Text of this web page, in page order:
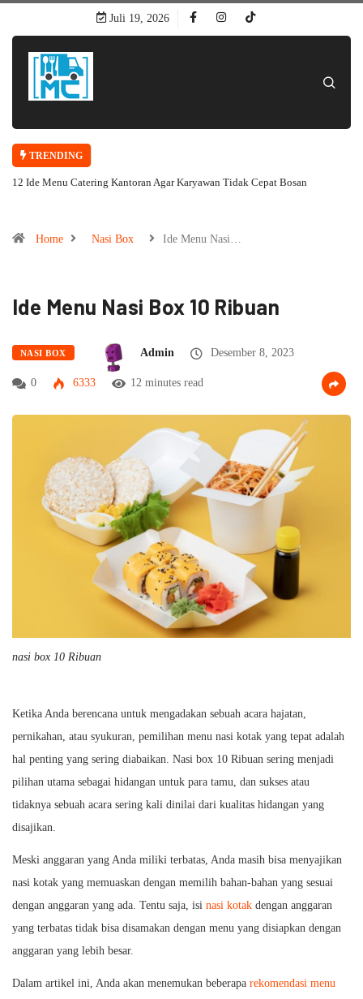
Juli 19, 2026
TRENDING
12 Ide Menu Catering Kantoran Agar Karyawan Tidak Cepat Bosan
Home Nasi Box Ide Menu Nasi…
Ide Menu Nasi Box 10 Ribuan
NASI BOX Admin Desember 8, 2023
0 6333 12 minutes read
nasi box 10 Ribuan
Ketika Anda berencana untuk mengadakan sebuah acara hajatan,
pernikahan, atau syukuran, pemilihan menu nasi kotak yang tepat adalah
hal penting yang sering diabaikan. Nasi box 10 Ribuan sering menjadi
pilihan utama sebagai hidangan untuk para tamu, dan sukses atau
tidaknya sebuah acara sering kali dinilai dari kualitas hidangan yang
disajikan.
Meski anggaran yang Anda miliki terbatas, Anda masih bisa menyajikan
nasi kotak yang memuaskan dengan memilih bahan-bahan yang sesuai
dengan anggaran yang ada. Tentu saja, isi nasi kotak dengan anggaran
yang terbatas tidak bisa disamakan dengan menu yang disiapkan dengan
anggaran yang lebih besar.
Dalam artikel ini, Anda akan menemukan beberapa rekomendasi menu